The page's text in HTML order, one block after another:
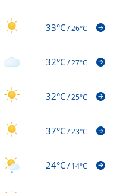
33°C/26°C
32°C/27°C
32°C/25°C
37°C/23°C
24°C/14°C